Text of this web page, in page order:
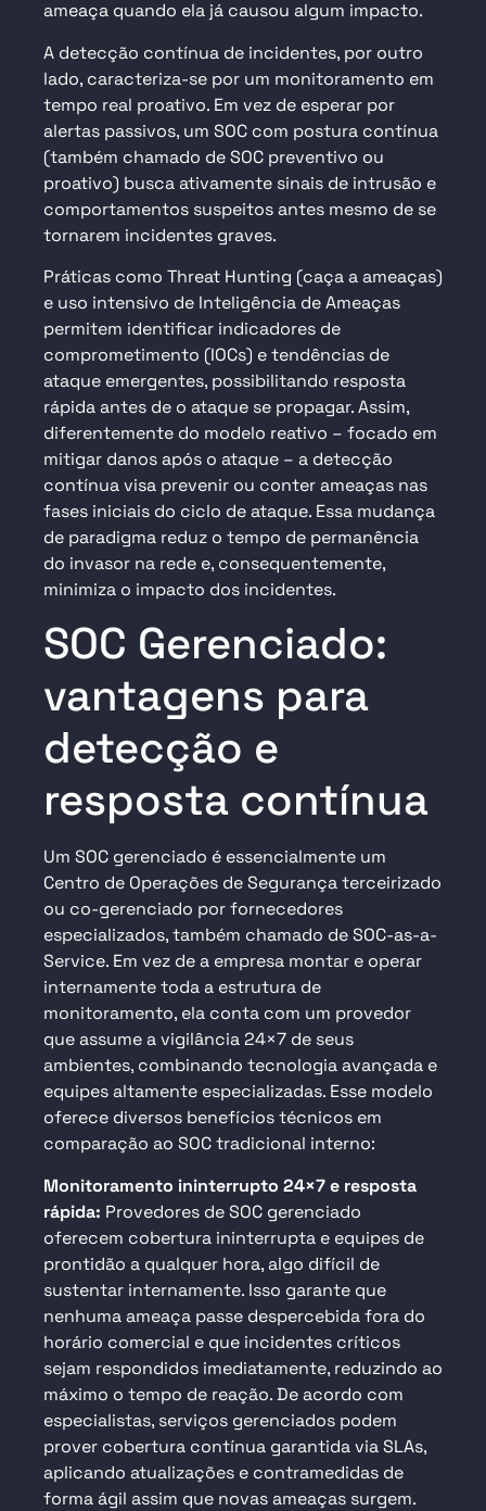
ameaça quando ela já causou algum impacto.
A detecção contínua de incidentes, por outro
lado, caracteriza-se por um monitoramento em
tempo real proativo. Em vez de esperar por
alertas passivos, um SOC com postura contínua
(também chamado de SOC preventivo ou
proativo) busca ativamente sinais de intrusão e
comportamentos suspeitos antes mesmo de se
tornarem incidentes graves.
Práticas como Threat Hunting (caça a ameaças)
e uso intensivo de Inteligência de Ameaças
permitem identificar indicadores de
comprometimento (IOCs) e tendências de
ataque emergentes, possibilitando resposta
rápida antes de o ataque se propagar. Assim,
diferentemente do modelo reativo – focado em
mitigar danos após o ataque – a detecção
contínua visa prevenir ou conter ameaças nas
fases iniciais do ciclo de ataque. Essa mudança
de paradigma reduz o tempo de permanência
do invasor na rede e, consequentemente,
minimiza o impacto dos incidentes.
SOC Gerenciado:
vantagens para
detecção e
resposta contínua
Um SOC gerenciado é essencialmente um
Centro de Operações de Segurança terceirizado
ou co-gerenciado por fornecedores
especializados, também chamado de SOC-as-a-
Service. Em vez de a empresa montar e operar
internamente toda a estrutura de
monitoramento, ela conta com um provedor
que assume a vigilância 24×7 de seus
ambientes, combinando tecnologia avançada e
equipes altamente especializadas. Esse modelo
oferece diversos benefícios técnicos em
comparação ao SOC tradicional interno:
Monitoramento ininterrupto 24×7 e resposta
rápida: Provedores de SOC gerenciado
oferecem cobertura ininterrupta e equipes de
prontidão a qualquer hora, algo difícil de
sustentar internamente. Isso garante que
nenhuma ameaça passe despercebida fora do
horário comercial e que incidentes críticos
sejam respondidos imediatamente, reduzindo ao
máximo o tempo de reação. De acordo com
especialistas, serviços gerenciados podem
prover cobertura contínua garantida via SLAs,
aplicando atualizações e contramedidas de
forma ágil assim que novas ameaças surgem.